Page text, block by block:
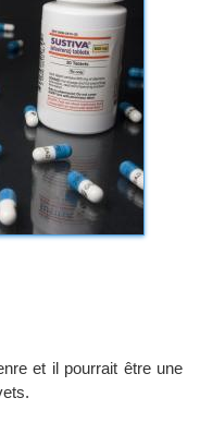
et il pourrait être une